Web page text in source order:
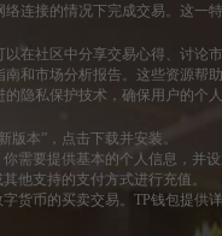
连接的情况下完成交易。这一
在社区中分享交易心得、讨
和市场分析报告。这些资源帮
隐私保护技术，确保用户的个
本”，点击下载并安装。
需要提供基本的个人信息，并设
他支持的支付方式进行充值。
货币的买卖交易。TP钱包提供